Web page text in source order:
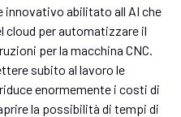
innovativo abilitato all AI che
cloud per automatizzare il
per la macchina CNC.
subito al lavoro le
enormemente i costi di
la possibilità di tempi di